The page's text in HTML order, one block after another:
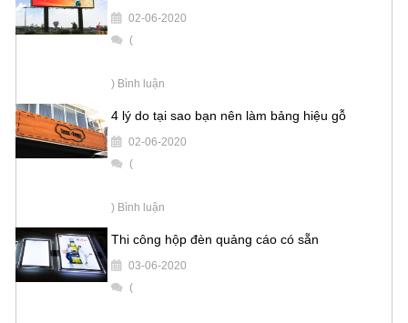
02-06-2020
(
) Bình luận
4 lý do tại sao bạn nên làm bảng hiệu gỗ
02-06-2020
(
) Bình luận
Thi công hộp đèn quảng cáo có sẵn
03-06-2020
(